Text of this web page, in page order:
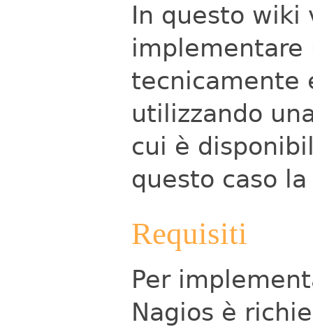
In questo wiki
implementare
tecnicamente
utilizzando
cui è
questo caso
Requisiti
Per
Nagios è